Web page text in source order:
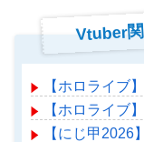
Vtuber
【ホロライブ
【ホロライブ
【にじ甲